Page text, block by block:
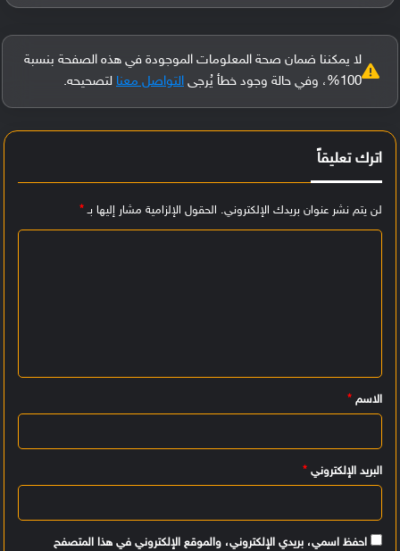
لا يمكننا ضمان صحة المعلومات الموجودة في هذه الصفحة بنسبة
100%، وفي حالة وجود خطأ يُرجى
التواصل معنا لتصحيحه.
اترك تعليقاً
لن يتم نشر عنوان بريدك الإلكتروني. الحقول الإلزامية مشار إليها بـ*
ي
ق
الاسم *
البريد الإلكتروني *
احفظ اسمي، بريدي الإلكتروني، والموقع الإلكتروني في هذا المتصفح